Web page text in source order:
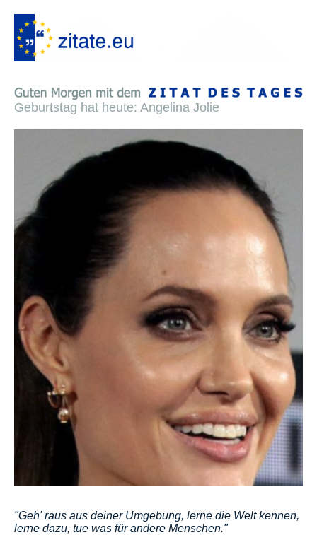
Geburtstag hat heute: Angelina Jolie
"Geh' raus aus deiner Umgebung, lerne die Welt kennen,
lerne dazu, tue was für andere Menschen."